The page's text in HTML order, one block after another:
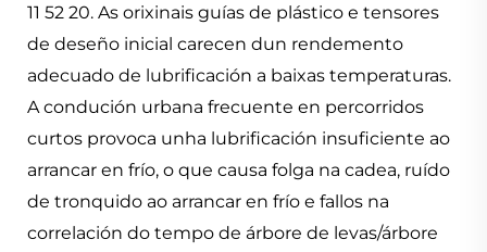
11 52 20. As orixinais guías de plástico e tensores
de deseño inicial carecen dun rendemento
adecuado de lubrificación a baixas temperaturas.
A condución urbana frecuente en percorridos
curtos provoca unha lubrificación insuficiente ao
arrancar en frío, o que causa folga na cadea, ruído
de tronquido ao arrancar en frío e fallos na
correlación do tempo de árbore de levas/árbore